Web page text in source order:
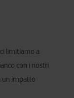
limitiamo a
con i nostri
un impatto